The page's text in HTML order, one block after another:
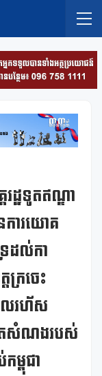
ដ្ឋទូតឥណ្ឌា
ការយោគ
ដល់កា
រចេះ
លរហ័ស
សំណងរបស់
ម្ពុជា